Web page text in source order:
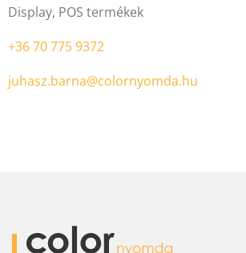
Display, POS termékek
+36 70 775 9372
juhasz.barna@colornyomda.hu